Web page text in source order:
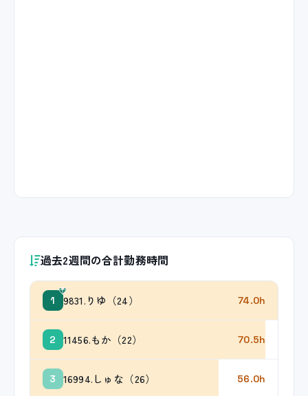
過去2週間の合計勤務時間
1 9831.りゆ（24） 74.0h
2 11456.もか（22） 70.5h
3 16994.しゅな（26） 56.0h